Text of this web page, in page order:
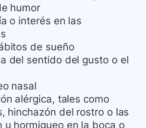
humor
o interés en las
de sueño
del sentido del gusto o el
nasal
alérgica, tales como
hinchazón del rostro o las
u hormigueo en la boca o